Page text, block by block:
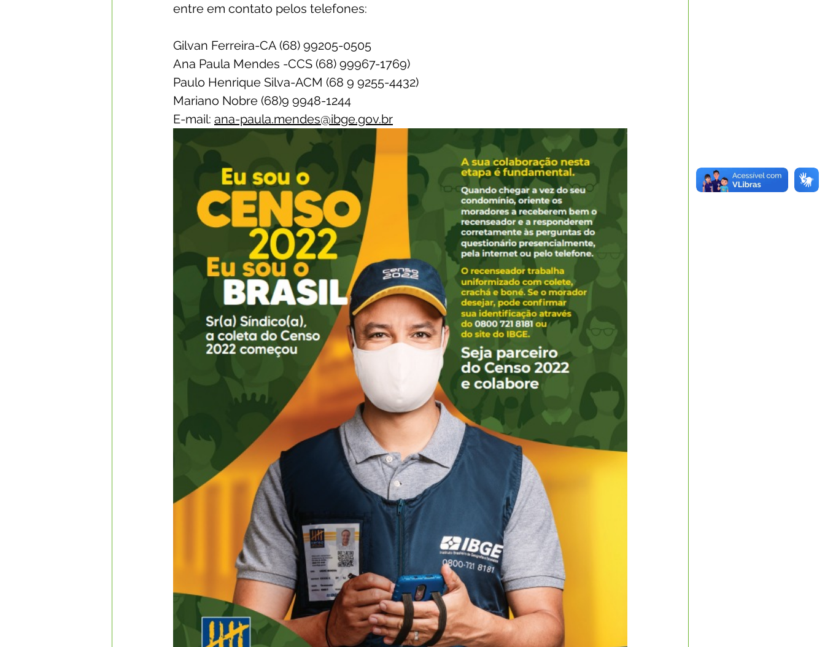
entre em contato pelos telefones:
Gilvan Ferreira-CA (68) 99205-0505
Ana Paula Mendes -CCS (68) 99967-1769)
Paulo Henrique Silva-ACM (68 9 9255-4432)
Mariano Nobre (68)9 9948-1244
E-mail: ana-paula.mendes@ibge.gov.br